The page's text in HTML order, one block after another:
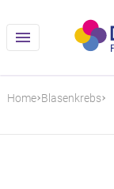
Home Blasenkrebs